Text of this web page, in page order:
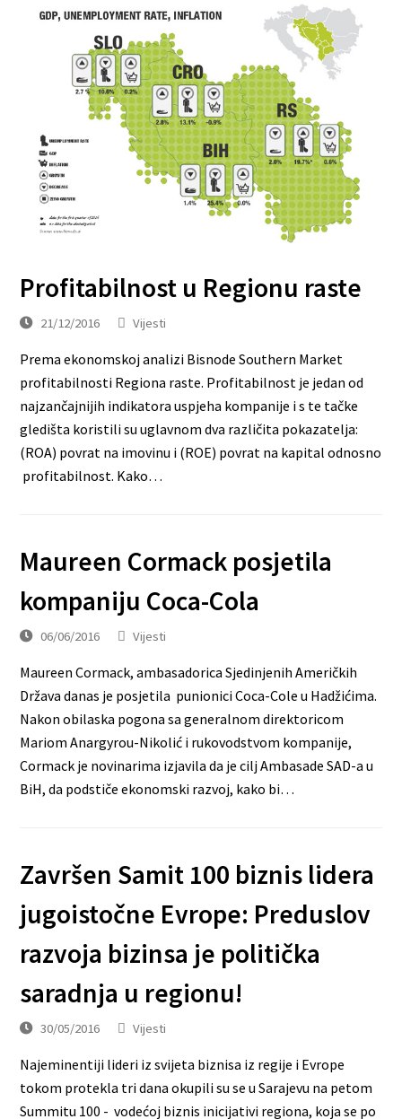
Profitabilnost u Regionu raste
21/12/2016 Vijesti
Prema ekonomskoj analizi Bisnode Southern Market
profitabilnosti Regiona raste. Profitabilnost je jedan od
najzančajnijih indikatora uspjeha kompanije i s te tačke
gledišta koristili su uglavnom dva različita pokazatelja:
(ROA) povrat na imovinu i (ROE) povrat na kapital odnosno
profitabilnost. Kako…
Maureen Cormack posjetila
kompaniju Coca-Cola
06/06/2016 Vijesti
Maureen Cormack, ambasadorica Sjedinjenih Američkih
Država danas je posjetila punionici Coca-Cole u Hadžićima.
Nakon obilaska pogona sa generalnom direktoricom
Mariom Anargyrou-Nikolić i rukovodstvom kompanije,
Cormack je novinarima izjavila da je cilj Ambasade SAD-a u
BiH, da podstiče ekonomski razvoj, kako bi…
Završen Samit 100 biznis lidera
jugoistočne Evrope: Preduslov
razvoja bizinsa je politička
saradnja u regionu!
30/05/2016 Vijesti
Najeminentiji lideri iz svijeta biznisa iz regije i Evrope
tokom protekla tri dana okupili su se u Sarajevu na petom
Summitu 100 - vodećoj biznis inicijativi regiona, koja se po